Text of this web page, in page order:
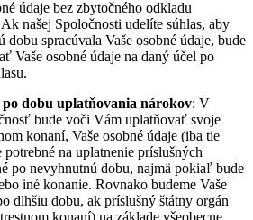
údaje bez zbytočného odkladu
našej Spoločnosti udelíte súhlas, aby
dobu spracúvala Vaše osobné údaje, bude
Vaše osobné údaje na daný účel po
po dobu uplatňovania nárokov: V
bude voči Vám uplatňovať svoje
konaní, Vaše osobné údaje (iba tie
na uplatnenie príslušných
po nevyhnutnú dobu, najmä pokiaľ bude
iné konanie. Rovnako budeme Vaše
dlhšiu dobu, ak príslušný štátny orgán
konaní) na základe všeobecne